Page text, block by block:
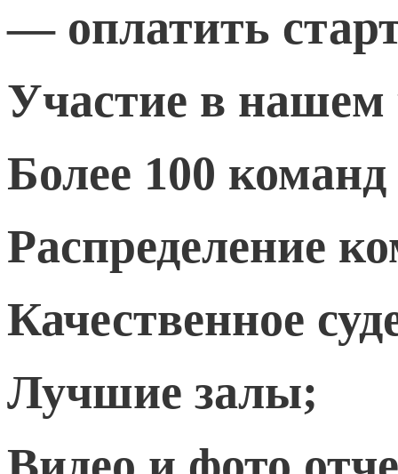
— оплатить
Участие в нашем
Более 100
Распределение
Качественное
Лучшие залы;